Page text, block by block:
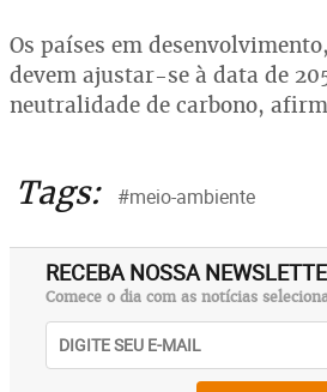
Os países em
devem ajustar-se à data de
neutralidade de carbono,
Tags: #meio-ambiente
RECEBA NOSSA
Comece o dia com as notícias